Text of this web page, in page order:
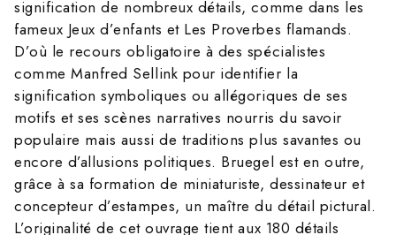
signification de nombreux détails, comme dans les
fameux Jeux d’enfants et Les Proverbes flamands.
D’où le recours obligatoire à des spécialistes
comme Manfred Sellink pour identifier la
signification symboliques ou allégoriques de ses
motifs et ses scènes narratives nourris du savoir
populaire mais aussi de traditions plus savantes ou
encore d’allusions politiques. Bruegel est en outre,
grâce à sa formation de miniaturiste, dessinateur et
concepteur d’estampes, un maître du détail pictural.
L’originalité de cet ouvrage tient aux 180 détails